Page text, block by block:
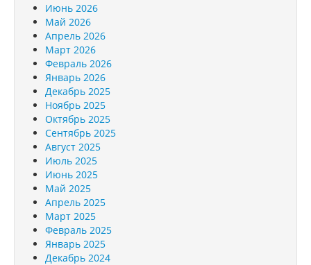
Июнь 2026
Май 2026
Апрель 2026
Март 2026
Февраль 2026
Январь 2026
Декабрь 2025
Ноябрь 2025
Октябрь 2025
Сентябрь 2025
Август 2025
Июль 2025
Июнь 2025
Май 2025
Апрель 2025
Март 2025
Февраль 2025
Январь 2025
Декабрь 2024